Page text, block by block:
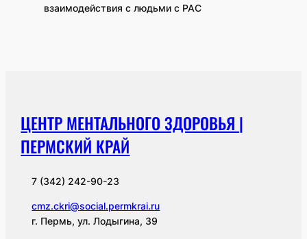
взаимодействия с людьми с РАС
ЦЕНТР МЕНТАЛЬНОГО ЗДОРОВЬЯ |
ПЕРМСКИЙ КРАЙ
7 (342) 242-90-23
cmz.ckri@social.permkrai.ru
г. Пермь, ул. Лодыгина, 39